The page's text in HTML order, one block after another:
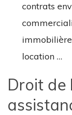
contrats
immobilière
location …
Droit de